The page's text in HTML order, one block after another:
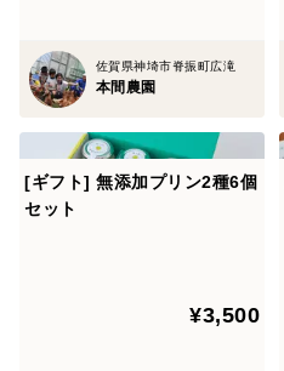
佐賀県神埼市脊振町広滝
本間農園
[ギフト] 無添加プリン2種6個
セット
¥3,500